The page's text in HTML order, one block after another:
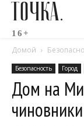
ТОЧКА.
16+
Домой
Безопасность Город
Дом на